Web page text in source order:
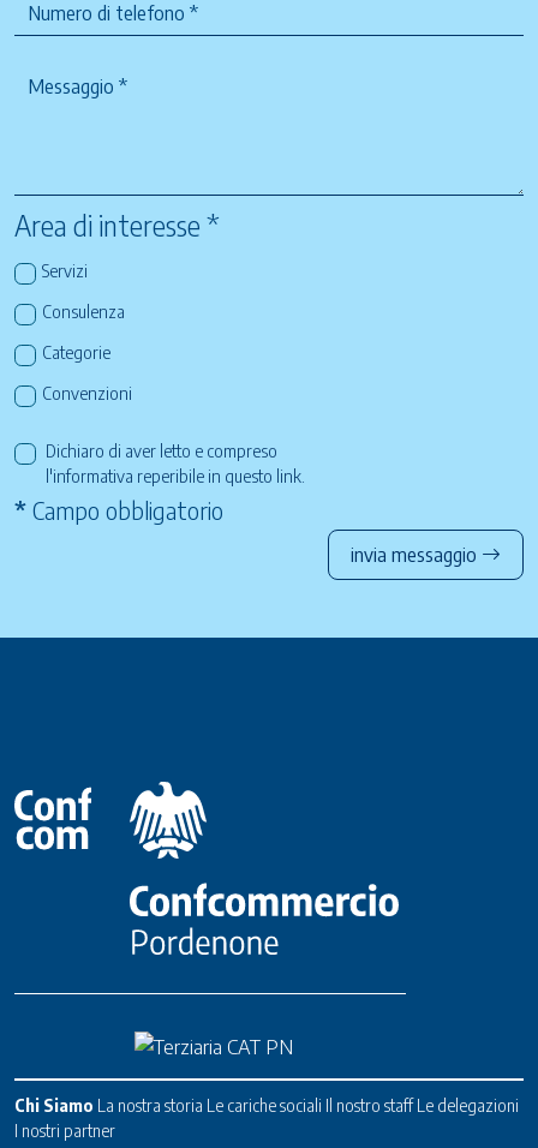
Area di interesse *
Servizi
Consulenza
Categorie
Convenzioni
Dichiaro di aver letto e compreso
l'informativa reperibile in questo link
* Campo obbligatorio
invia messaggio
Chi Siamo La nostra storia Le cariche sociali Il nostro staff Le delegazioni
I nostri partner